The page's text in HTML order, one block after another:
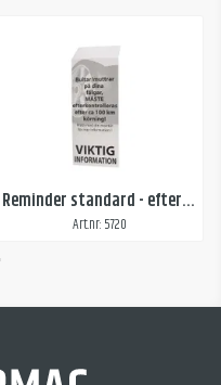
Reminder standard - efterdra bultar
Art.nr: 5720